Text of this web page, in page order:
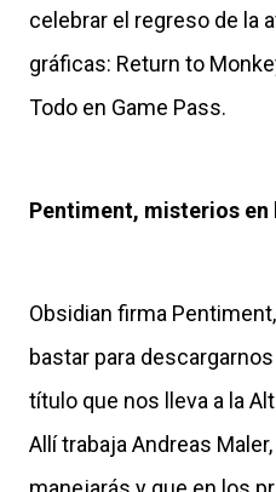
celebrar el regreso de la
gráficas: Return to
Todo en Game Pass.
Pentiment, misterios en
Obsidian firma
bastar para
título que nos lleva a la
Allí trabaja Andreas